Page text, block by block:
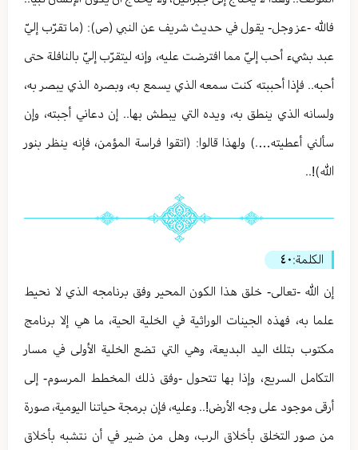
فالله -عز وجل- يقول في حديث شريف عن النبي (ص): (ما تقرّب إليّ
عبد بشيء أحب إليّ مما افترضت عليه، وإنه ليتقرّب إليّ بالنافلة حتى
أحبه.. فإذا أحببته كنت سمعه الذي يسمع به، وبصره الذي يبصر به،
ولسانه الذي ينطق به، ويده التي يبطش بها.. إن دعاني أجبته، وإن
سألني أعطيته….) ولهذا قالوا: (اتقوا فراسة المؤمن، فإنه ينظر بنور
الله)!..
الكلمة:٤٠
إن الله -تعالى- خلق هذا الكون المحير وفق برنامجه الذي لا نحيط
علما به، فهذه الجينات الوراثية في الخلية الحية، ما هي إلا برنامج
مكتوب بتلك اليد البديعة، وهي التي تضع الخلية الأولى في مسار
التكامل السريع، وإذا بها تتحول -وفق ذلك المخطط المرسوم- إلى
أرقى موجود على وجه الأرض!.. وعليه، فإن برمجة حياتنا اليومية، صورة
من صور التخلق بأخلاق الرب، وهل من ضير في أن نتشبه بأخلاق